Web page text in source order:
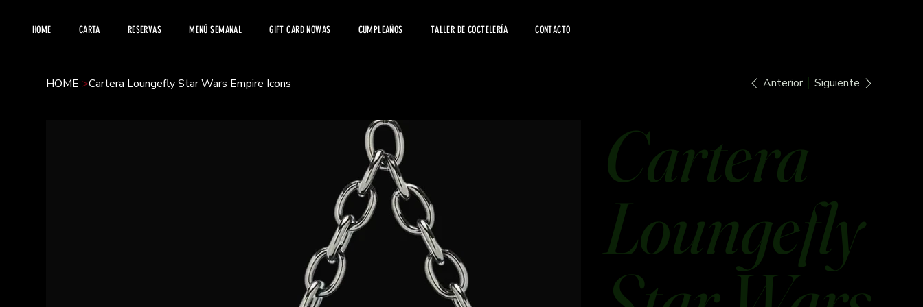
HOME CARTA RESERVAS MENÚ SEMANAL GIFT CARD NOWAS CUMPLEAÑOS TALLER DE COCTELERÍA CONTACTO
HOME >Cartera Loungefly Star Wars Empire Icons Anterior Siguiente
Cartera
Loungefly